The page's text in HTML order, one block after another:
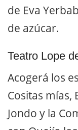
de Eva
de azúcar.
Teatro Lope
Acogerá los
Cositas mías,
Jondo y la